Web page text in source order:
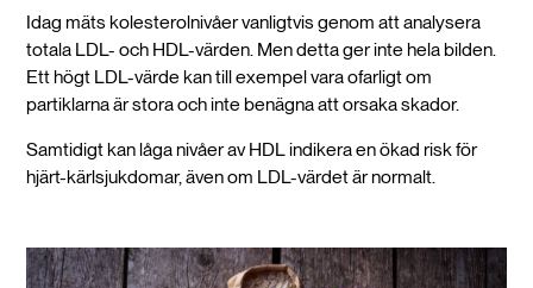
Idag mäts kolesterolnivåer vanligtvis genom att analysera
totala LDL- och HDL-värden. Men detta ger inte hela bilden.
Ett högt LDL-värde kan till exempel vara ofarligt om
partiklarna är stora och inte benägna att orsaka skador.
Samtidigt kan låga nivåer av HDL indikera en ökad risk för
hjärt-kärlsjukdomar, även om LDL-värdet är normalt.